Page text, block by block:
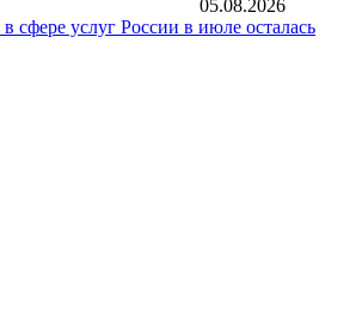
05.08.2026
сфере услуг России в июле осталась